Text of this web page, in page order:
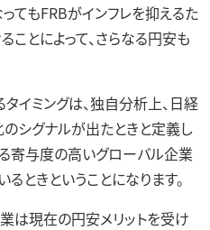
てもFRBがインフレを抑えるた
とによって、さらなる円安も
タイミングは、独自分析上、日経
シグナルが出たときと定義し
寄与度の高いグローバル企業
ときということになります。
は現在の円安メリットを受け